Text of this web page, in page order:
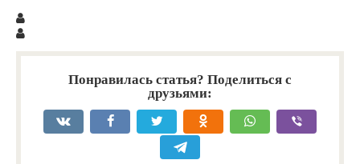
Понравилась статья? Поделиться с
друзьями: